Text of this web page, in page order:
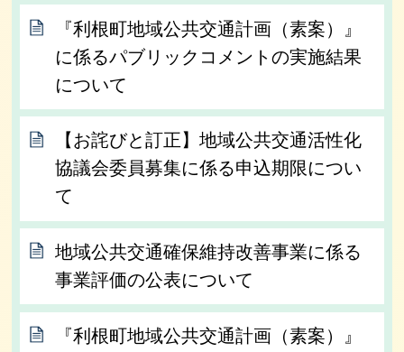
『利根町地域公共交通計画（素案）』
に係るパブリックコメントの実施結果
について
【お詫びと訂正】地域公共交通活性化
協議会委員募集に係る申込期限につい
て
地域公共交通確保維持改善事業に係る
事業評価の公表について
『利根町地域公共交通計画（素案）』